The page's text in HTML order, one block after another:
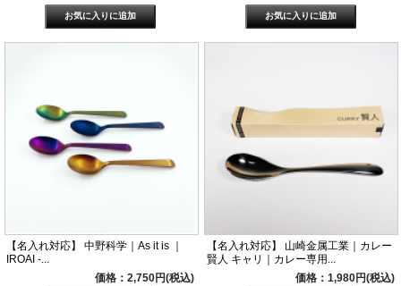
【名入れ対応】 中野科学｜As it is ｜
IROAI -...
価格：2,750円(税込)
【名入れ対応】 山崎金属工業｜カレー
賢人 キャリ｜カレー専用...
価格：1,980円(税込)